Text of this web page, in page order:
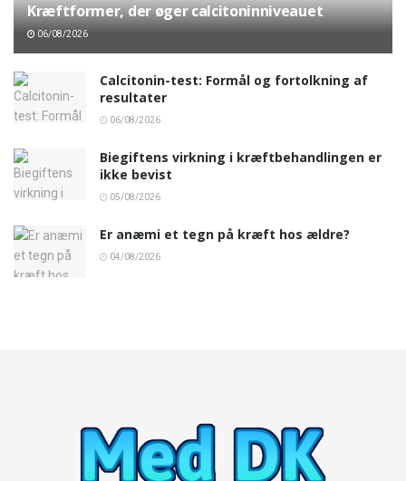
Kræftformer, der øger calcitoninniveauet
06/08/2026
Calcitonin-test: Formål og fortolkning af
resultater
06/08/2026
Biegiftens virkning i kræftbehandlingen er
ikke bevist
05/08/2026
Er anæmi et tegn på kræft hos ældre?
04/08/2026